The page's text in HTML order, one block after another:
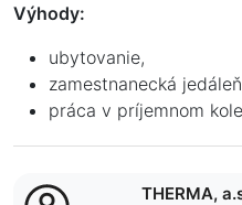
Výhody:
ubytovanie,
zamestnanecká
práca v príjemnom
THERMA,